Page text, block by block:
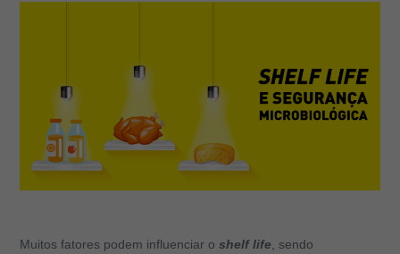
Muitos fatores podem influenciar oshelf life , sendo